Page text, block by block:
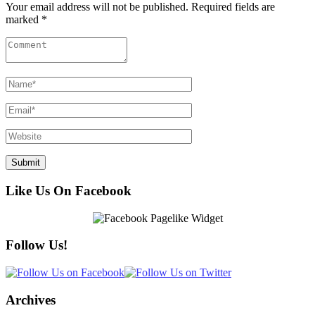
Your email address will not be published. Required fields are
marked *
Like Us On Facebook
Follow Us!
Archives